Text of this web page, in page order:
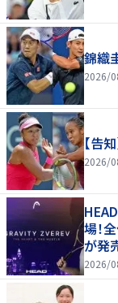
錦織
2026/
【告
2026/
場！
が発
2026/